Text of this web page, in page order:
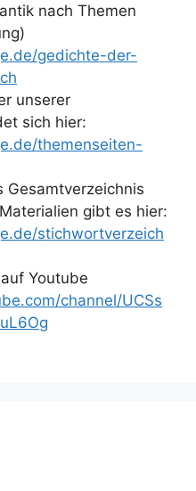
nach Themen
gedichte-der-
unserer
sich hier:
themenseiten-
Gesamtverzeichnis
gibt es hier:
stichwortverzeich
Youtube
channel/UCSs